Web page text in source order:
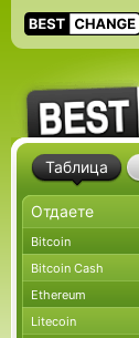
Таблица
Bitcoin
Bitcoin Cash
Ethereum
Litecoin